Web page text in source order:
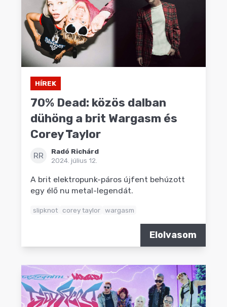
HÍREK
70% Dead: közös dalban
dühöng a brit Wargasm és
Corey Taylor
RR
Radó Richárd
2024. július 12.
A brit elektropunk-páros újfent behúzott
egy élő nu metal-legendát.
slipknot corey taylor wargasm
Elolvasom